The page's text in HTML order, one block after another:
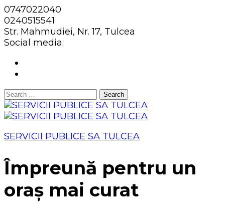
0747022040
0240515541
Str. Mahmudiei, Nr. 17, Tulcea
Social media:
Search
for:
SERVICII PUBLICE SA TULCEA
Împreună pentru un
oraș mai curat